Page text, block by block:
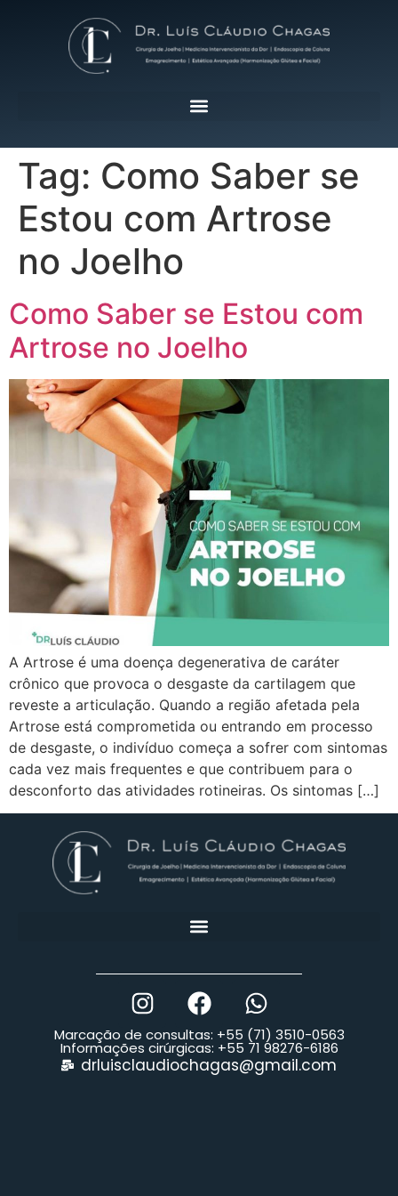
Tag: Como Saber se
Estou com Artrose
no Joelho
Como Saber se Estou com
Artrose no Joelho
A Artrose é uma doença degenerativa de caráter
crônico que provoca o desgaste da cartilagem que
reveste a articulação. Quando a região afetada pela
Artrose está comprometida ou entrando em processo
de desgaste, o indivíduo começa a sofrer com sintomas
cada vez mais frequentes e que contribuem para o
desconforto das atividades rotineiras. Os sintomas […]
Marcação de consultas: +55 (71) 3510-0563
Informações cirúrgicas: +55 71 98276-6186
drluisclaudiochagas@gmail.com